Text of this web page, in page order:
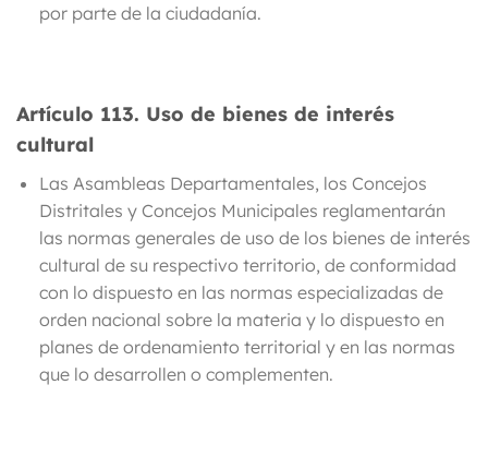
por parte de la ciudadanía.
Artículo 113. Uso de bienes de interés
cultural
Las Asambleas Departamentales, los Concejos
Distritales y Concejos Municipales reglamentarán
las normas generales de uso de los bienes de interés
cultural de su respectivo territorio, de conformidad
con lo dispuesto en las normas especializadas de
orden nacional sobre la materia y lo dispuesto en
planes de ordenamiento territorial y en las normas
que lo desarrollen o complementen.